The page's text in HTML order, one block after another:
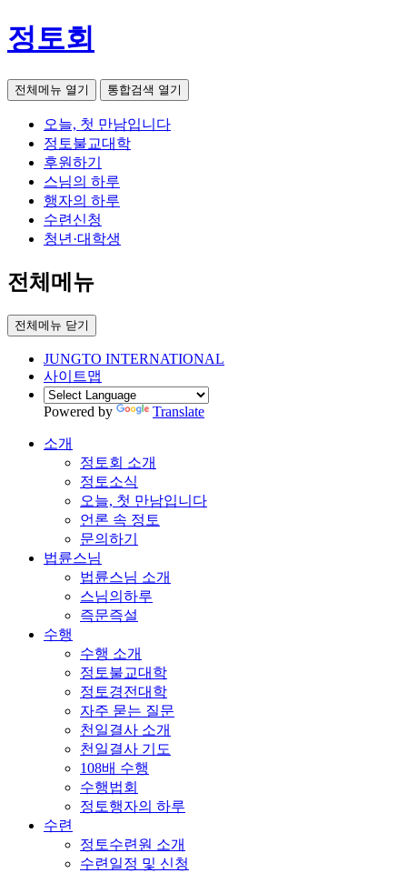
정토회
전체메뉴 열기 통합검색 열기
오늘, 첫 만남입니다
정토불교대학
후원하기
스님의 하루
행자의 하루
수련신청
청년·대학생
전체메뉴
전체메뉴 닫기
JUNGTO INTERNATIONAL
사이트맵
Powered by Translate
소개
정토회 소개
정토소식
오늘, 첫 만남입니다
언론 속 정토
문의하기
법륜스님
법륜스님 소개
스님의하루
즉문즉설
수행
수행 소개
정토불교대학
정토경전대학
자주 묻는 질문
천일결사 소개
천일결사 기도
108배 수행
수행법회
정토행자의 하루
수련
정토수련원 소개
수련일정 및 신청